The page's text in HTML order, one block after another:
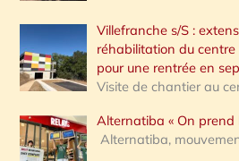
Villefranche s/S :
réhabilitation du centre
pour une rentrée en
Visite de chantier au
Alternatiba « On prend
Alternatiba,